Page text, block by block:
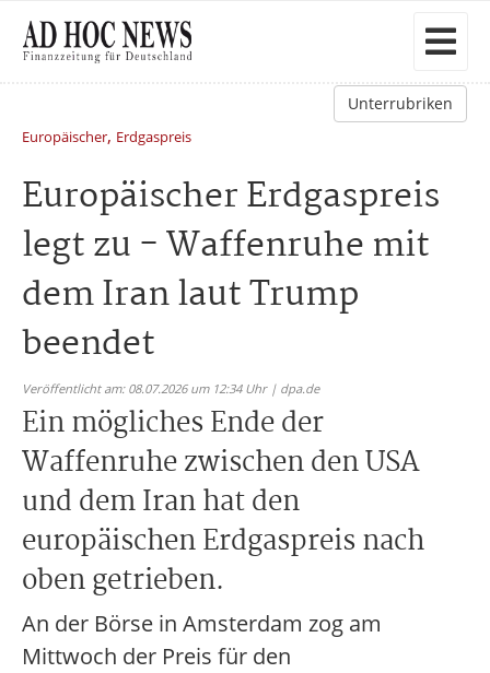
Unterrubriken
Europäischer, Erdgaspreis
Europäischer Erdgaspreis
legt zu - Waffenruhe mit
dem Iran laut Trump
beendet
Veröffentlicht am: 08.07.2026 um 12:34 Uhr | dpa.de
Ein mögliches Ende der
Waffenruhe zwischen den USA
und dem Iran hat den
europäischen Erdgaspreis nach
oben getrieben.
An der Börse in Amsterdam zog am
Mittwoch der Preis für den